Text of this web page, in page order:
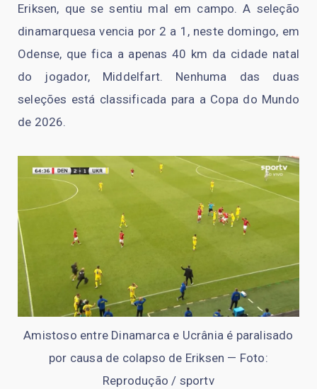
Eriksen, que se sentiu mal em campo. A seleção
dinamarquesa vencia por 2 a 1, neste domingo, em
Odense, que fica a apenas 40 km da cidade natal
do jogador, Middelfart. Nenhuma das duas
seleções está classificada para a Copa do Mundo
de 2026.
Amistoso entre Dinamarca e Ucrânia é paralisado
por causa de colapso de Eriksen — Foto:
Reprodução / sportv